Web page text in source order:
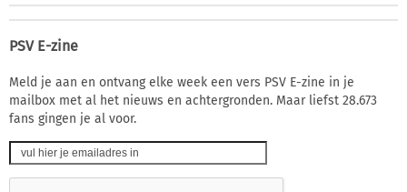
PSV E-zine
Meld je aan en ontvang elke week een vers PSV E-zine in je
mailbox met al het nieuws en achtergronden. Maar liefst 28.673
fans gingen je al voor.